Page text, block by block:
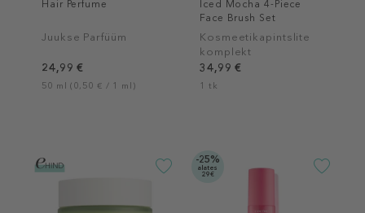
Hair Perfume
Juukse Parfüüm
24,99 €
50 ml (0,50 € / 1 ml)
Iced Mocha 4-Piece
Face Brush Set
Kosmeetikapintslite
komplekt
34,99 €
1 tk
-25%
alates
29€